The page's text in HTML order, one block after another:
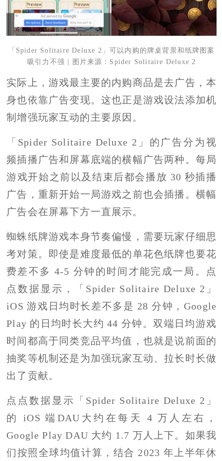
「Spider Solitaire Deluxe 2」可以内购的牌桌背景和纸牌图案
吸引力不强 | 图片来源：Spider Solitaire Deluxe 2
实际上，游戏最主要的内购商品是去广告，本
身也依靠广告变现。 这也正是游戏设法添加机
制增强玩家互动的主要原因。
「Spider Solitaire Deluxe 2」的广告分为视
频插播广告和屏幕底端的横幅广告两种。每局
游戏开始之前以及结束后都会播放 30 秒插播
广告，重新开始一局游戏之前也会插播。横幅
广告会在屏幕下方一直展示。
蜘蛛纸牌游戏本身节奏偏慢，需要玩家仔细思
考对策。即使是难度最低的单花色纸牌也要花
费差不多 4-5 分钟的时间才能完成一局。点
点数据显示，「Spider Solitaire Deluxe 2」
iOS 游戏日均时长差不多是 28 分钟，Google
Play 的日均时长大约 44 分钟。双端日均游戏
时间都高于同类竞品平均值，也就是说前面的
抽奖等机制还是为加强玩家互动、拉长时长做
出了贡献。
点点数据显示「Spider Solitaire Deluxe 2」
的 iOS 端DAU大约在每天 4 万人左右，
Google Play DAU 大约 1.7 万人上下。如果我
们按照全球均值计算，结合 2023 年上半年休